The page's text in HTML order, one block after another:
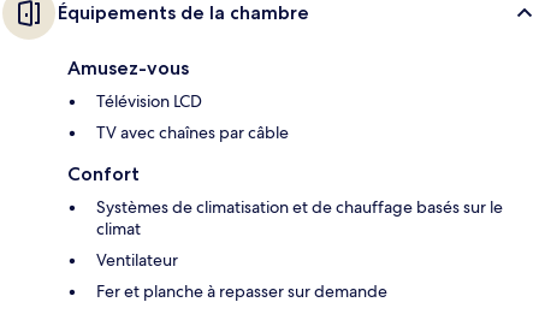
Équipements de la chambre
Amusez-vous
Télévision LCD
TV avec chaînes par câble
Confort
Systèmes de climatisation et de chauffage basés sur le
climat
Ventilateur
Fer et planche à repasser sur demande